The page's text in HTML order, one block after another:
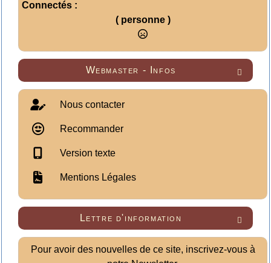
Connectés :
( personne )

Webmaster - Infos
Nous contacter
Recommander
Version texte
Mentions Légales

Lettre d'information
Pour avoir des nouvelles de ce site, inscrivez-vous à